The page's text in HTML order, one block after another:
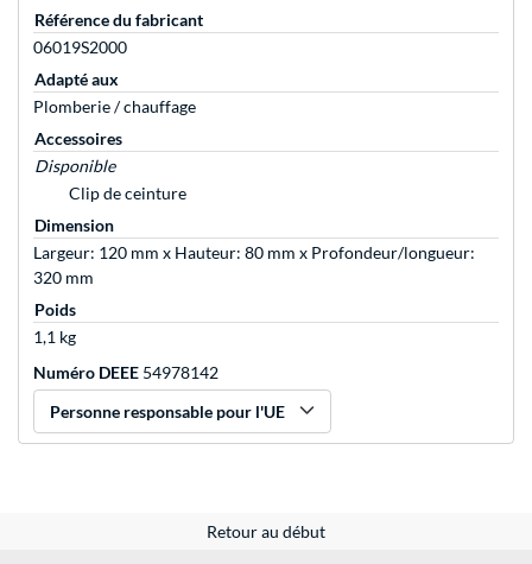
Référence du fabricant
06019S2000
Adapté aux
Plomberie / chauffage
Accessoires
Disponible
Clip de ceinture
Dimension
Largeur: 120 mm x Hauteur: 80 mm x Profondeur/longueur:
320 mm
Poids
1,1 kg
Numéro DEEE 54978142
Personne responsable pour l'UE
Retour au début